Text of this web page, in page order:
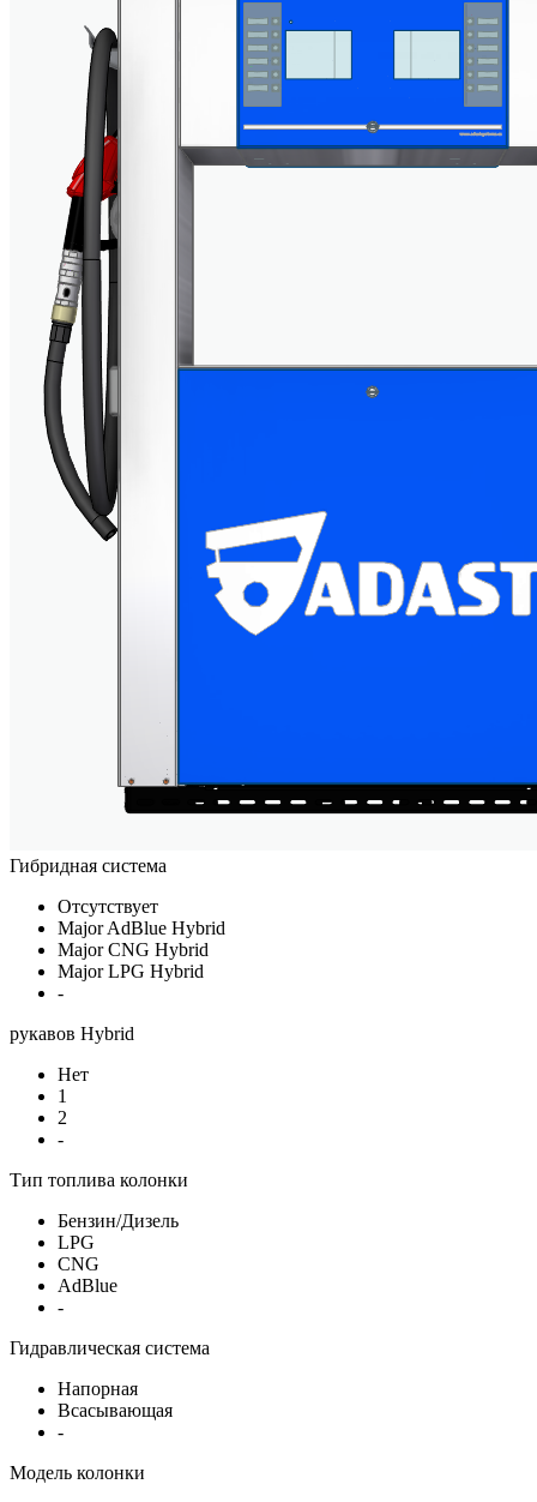
Гибридная система
Отсутствует
Major AdBlue Hybrid
Major CNG Hybrid
Major LPG Hybrid
-
рукавов Hybrid
Нет
1
2
-
Тип топлива колонки
Бензин/Дизель
LPG
CNG
AdBlue
-
Гидравлическая система
Напорная
Всасывающая
-
Модель колонки